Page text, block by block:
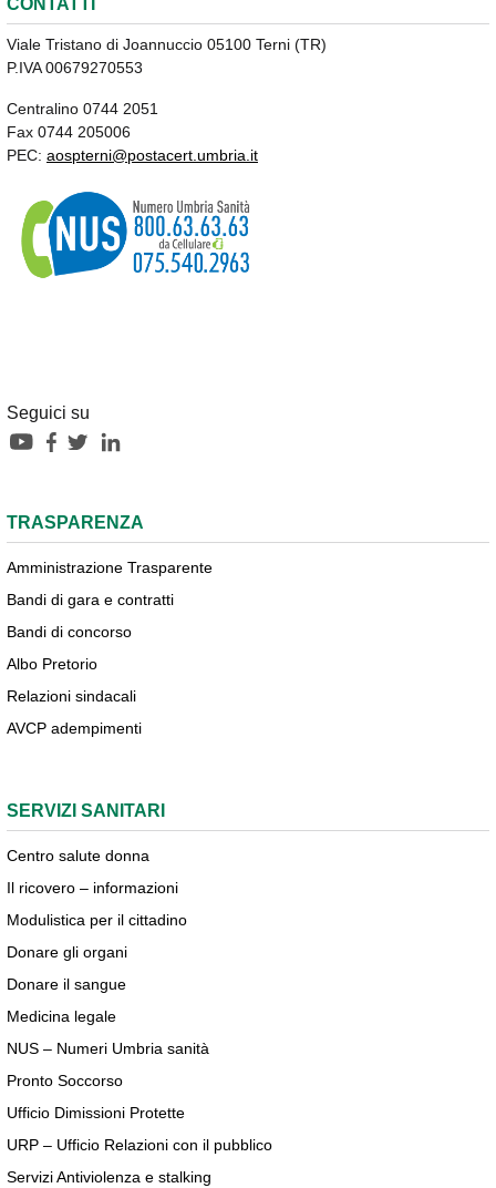
CONTATTI
Viale Tristano di Joannuccio 05100 Terni (TR)
P.IVA 00679270553
Centralino 0744 2051
Fax 0744 205006
PEC: aospterni@postacert.umbria.it
Seguici su
TRASPARENZA
Amministrazione Trasparente
Bandi di gara e contratti
Bandi di concorso
Albo Pretorio
Relazioni sindacali
AVCP adempimenti
SERVIZI SANITARI
Centro salute donna
Il ricovero – informazioni
Modulistica per il cittadino
Donare gli organi
Donare il sangue
Medicina legale
NUS – Numeri Umbria sanità
Pronto Soccorso
Ufficio Dimissioni Protette
URP – Ufficio Relazioni con il pubblico
Servizi Antiviolenza e stalking